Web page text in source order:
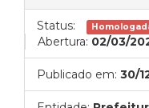
Status:
Abertura: 02/03/
Publicado em: 30/